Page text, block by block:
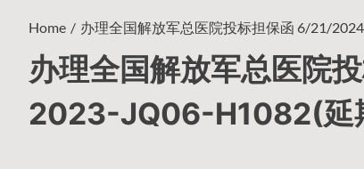
Home 办理全国解放军总医院投标担保函 6/21/
办理全国解放军总医院
2023-JQ06-H1082(延